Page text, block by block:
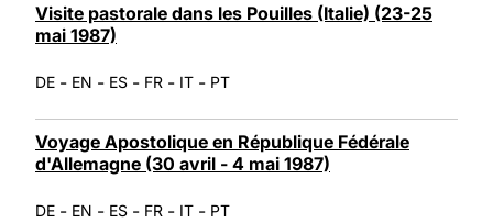
Visite pastorale dans les Pouilles (Italie) (23-25
mai 1987)
DE - EN - ES - FR - IT - PT
Voyage Apostolique en République Fédérale
d'Allemagne (30 avril - 4 mai 1987)
DE - EN - ES - FR - IT - PT